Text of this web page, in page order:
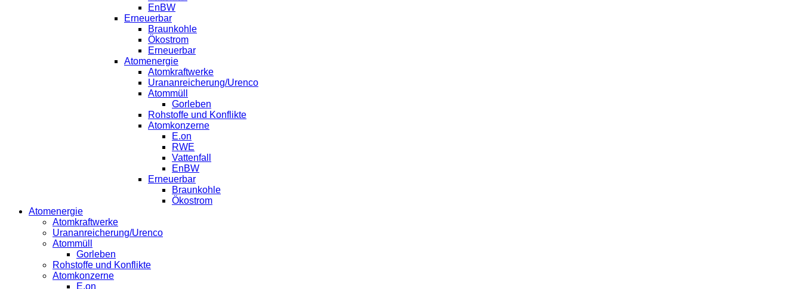
EnBW
Erneuerbar
Braunkohle
Ökostrom
Erneuerbar
Atomenergie
Atomkraftwerke
Urananreicherung/Urenco
Atommüll
Gorleben
Rohstoffe und Konflikte
Atomkonzerne
E.on
RWE
Vattenfall
EnBW
Erneuerbar
Braunkohle
Ökostrom
Atomenergie
Atomkraftwerke
Urananreicherung/Urenco
Atommüll
Gorleben
Rohstoffe und Konflikte
Atomkonzerne
E.on